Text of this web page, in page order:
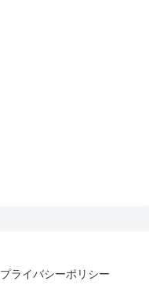
プライバシーポリシー